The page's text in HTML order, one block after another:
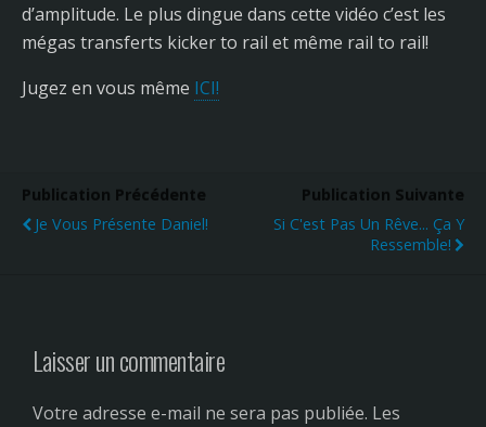
d’amplitude. Le plus dingue dans cette vidéo c’est les
mégas transferts kicker to rail et même rail to rail!
Jugez en vous même ICI!
Publication Précédente
Je Vous Présente Daniel!
Publication Suivante
Si C'est Pas Un Rêve... Ça Y
Ressemble!
Laisser un commentaire
Votre adresse e-mail ne sera pas publiée. Les